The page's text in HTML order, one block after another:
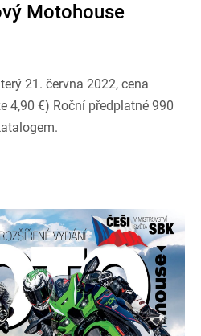
Motohouse
21. června 2022, cena
4,90 €) Roční předplatné 990